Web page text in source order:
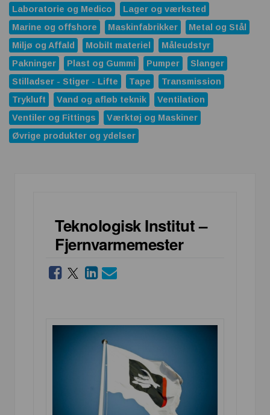
Laboratorie og Medico
Lager og værksted
Marine og offshore
Maskinfabrikker
Metal og Stål
Miljø og Affald
Mobilt materiel
Måleudstyr
Pakninger
Plast og Gummi Pumper
Slanger
Stilladser - Stiger - Lifte
Tape
Transmission
Trykluft
Vand og afløb teknik
Ventilation
Ventiler og Fittings
Værktøj og Maskiner
Øvrige produkter og ydelser
Teknologisk Institut –
Fjernvarmemester